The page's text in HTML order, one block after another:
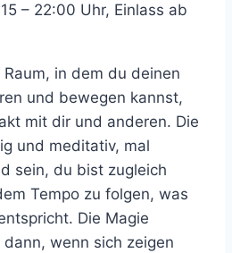
– 22:00 Uhr, Einlass ab
in dem du deinen
und bewegen kannst,
mit dir und anderen. Die
und meditativ, mal
sein, du bist zugleich
Tempo zu folgen, was
Die Magie
wenn sich zeigen